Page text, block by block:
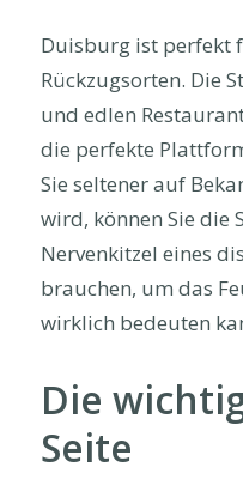
Duisburg ist perfekt
Rückzugsorten. Die
und edlen
die perfekte
Sie seltener auf
wird, können Sie die
Nervenkitzel eines
brauchen, um das
wirklich bedeuten
Die
Seite